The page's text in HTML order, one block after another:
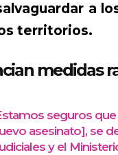
a
territorios.
medidas
seguros
asesinato], se
y el